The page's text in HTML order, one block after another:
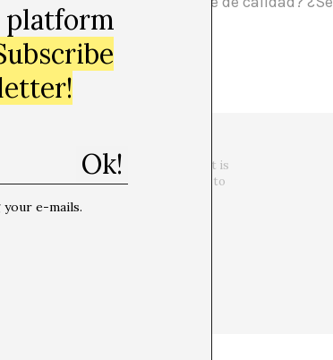
un debate?
art critic. Yes, after Judith Butler it is
are important and that, sometimes, to
platform
your e-mails.